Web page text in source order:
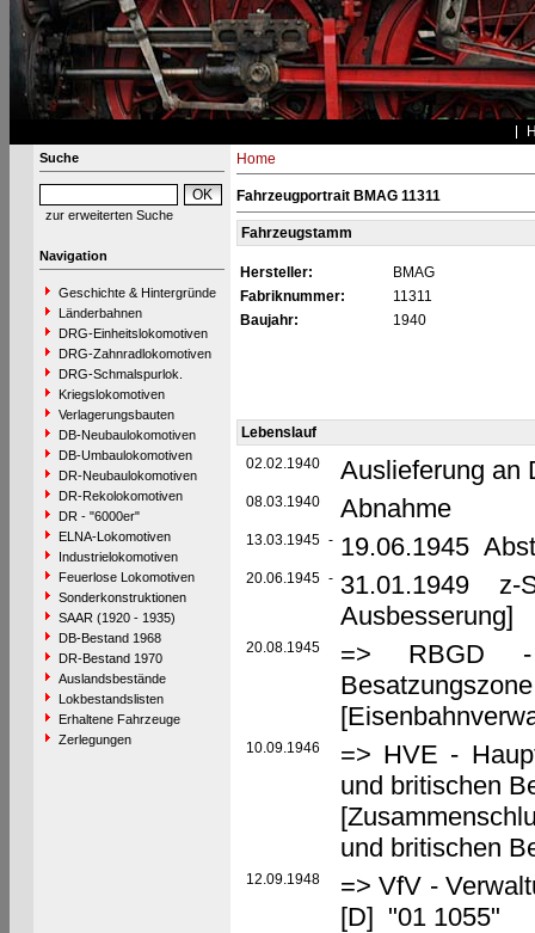
Suche
zur erweiterten Suche
Navigation
Geschichte & Hintergründe
Länderbahnen
DRG-Einheitslokomotiven
DRG-Zahnradlokomotiven
DRG-Schmalspurlok.
Kriegslokomotiven
Verlagerungsbauten
DB-Neubaulokomotiven
DB-Umbaulokomotiven
DR-Neubaulokomotiven
DR-Rekolokomotiven
DR - "6000er"
ELNA-Lokomotiven
Industrielokomotiven
Feuerlose Lokomotiven
Sonderkonstruktionen
SAAR (1920 - 1935)
DB-Bestand 1968
DR-Bestand 1970
Auslandsbestände
Lokbestandslisten
Erhaltene Fahrzeuge
Zerlegungen
Home
Fahrzeugportrait BMAG 11311
Fahrzeugstamm
Hersteller:
BMAG
Fabriknummer:
11311
Baujahr:
1940
Lebenslauf
02.02.1940
Auslieferung an
08.03.1940 Abnahme
13.03.1945 - 19.06.1945
20.06.1945 - 31.01.1949 z-
Ausbesserung]
20.08.1945
=> RBGD -
10.09.1946
=> HVE -
und britischen
und britischen
12.09.1948
=> VfV -
[D] "01 1055"